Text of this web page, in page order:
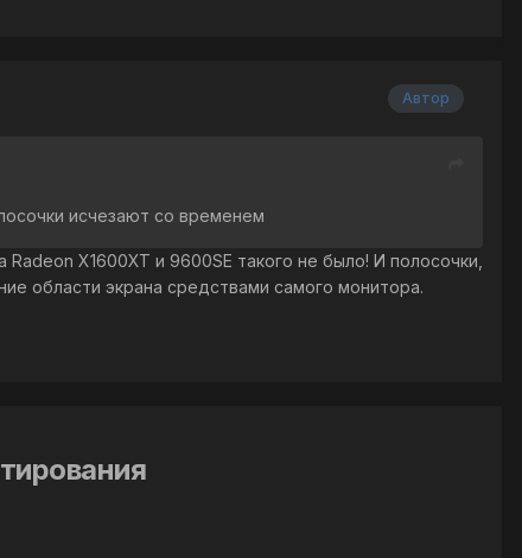
Автор
исчезают со временем
X1600XT и 9600SE такого не было! И полосочки,
области экрана средствами самого монитора.